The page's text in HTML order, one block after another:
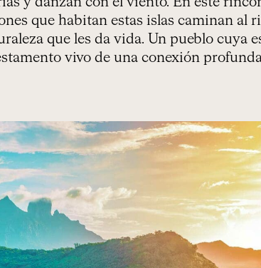
que habitan estas islas caminan al
que les da vida. Un pueblo cuya
vivo de una conexión